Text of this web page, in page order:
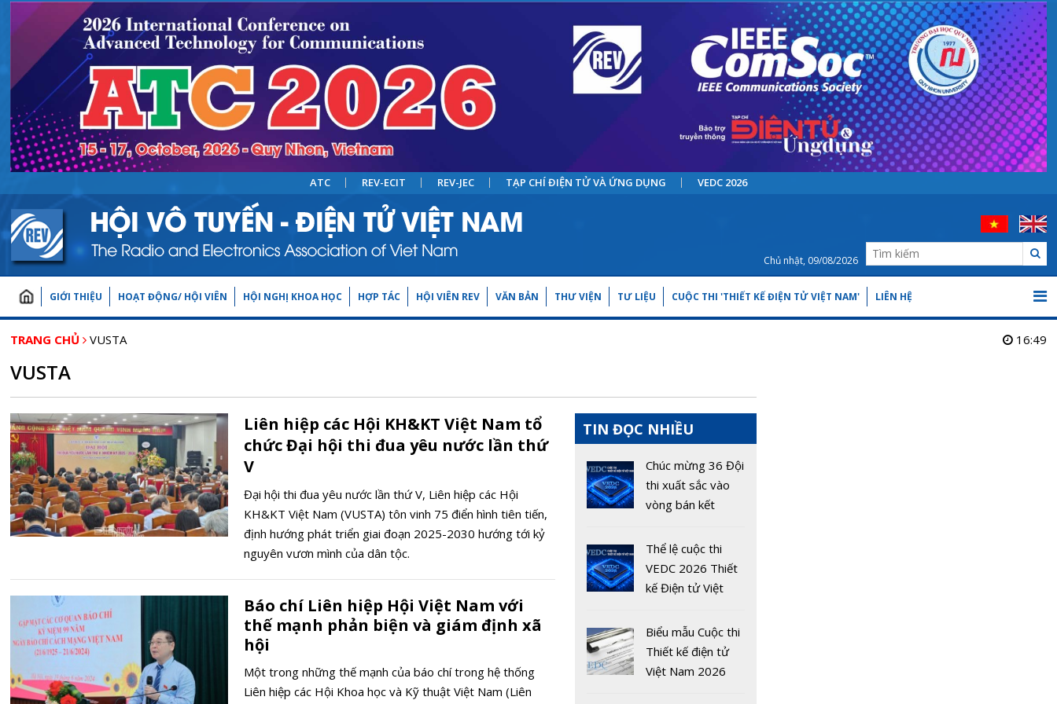
ATC REV-ECIT REV-JEC TẠP CHÍ ĐIỆN TỬ VÀ ỨNG DỤNG VEDC 2026
Chủ nhật, 09/08/2026
GIỚI THIỆU HOẠT ĐỘNG/ HỘI VIÊN HỘI NGHỊ KHOA HỌC HỢP TÁC HỘI VIÊN REV VĂN BẢN THƯ VIỆN TƯ LIỆU CUỘC THI 'THIẾT KẾ ĐIỆN TỬ VIỆT NAM' LIÊN HỆ
TRANG CHỦ VUSTA 16:49
VUSTA
Liên hiệp các Hội KH&KT Việt Nam tổ
chức Đại hội thi đua yêu nước lần thứ
V
Đại hội thi đua yêu nước lần thứ V, Liên hiệp các Hội
KH&KT Việt Nam (VUSTA) tôn vinh 75 điển hình tiên tiến,
định hướng phát triển giai đoạn 2025-2030 hướng tới kỷ
nguyên vươn mình của dân tộc.
Báo chí Liên hiệp Hội Việt Nam với
thế mạnh phản biện và giám định xã
hội
Một trong những thế mạnh của báo chí trong hệ thống
Liên hiệp các Hội Khoa học và Kỹ thuật Việt Nam (Liên
TIN ĐỌC NHIỀU
Chúc mừng 36 Đội
thi xuất sắc vào
vòng bán kết
Thể lệ cuộc thi
VEDC 2026 Thiết
kế Điện tử Việt
Biểu mẫu Cuộc thi
Thiết kế điện tử
Việt Nam 2026